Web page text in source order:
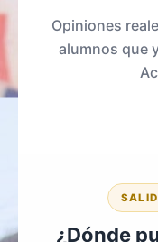
Opiniones
alumnos que
¿Dónde